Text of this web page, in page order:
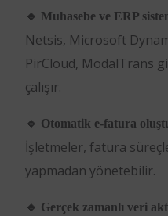
🔹 Muhasebe ve ERP
Netsis, Microsoft
PirCloud, ModalTrans
çalışır.
🔹 Otomatik e-fatura
İşletmeler, fatura
yapmadan yönetebilir.
🔹 Gerçek zamanlı veri